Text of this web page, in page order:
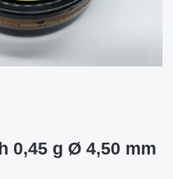
0,45 g Ø 4,50 mm